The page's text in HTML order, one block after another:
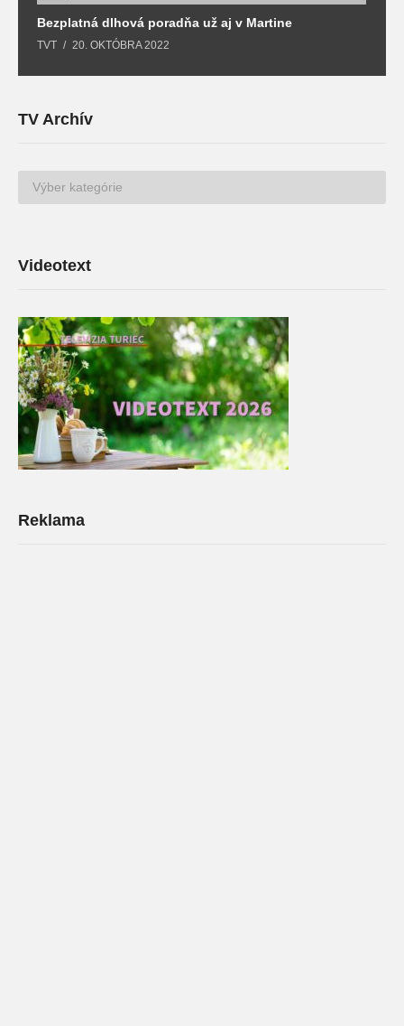
Bezplatná dlhová poradňa už aj v Martine
TVT 20. OKTÓBRA 2022
TV Archív
TV
Archív
Videotext
Reklama